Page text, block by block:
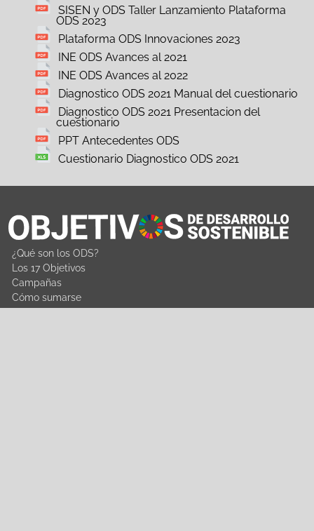
SISEN y ODS Taller Lanzamiento Plataforma
ODS 2023
Plataforma ODS Innovaciones 2023
INE ODS Avances al 2021
INE ODS Avances al 2022
Diagnostico ODS 2021 Manual del cuestionario
Diagnostico ODS 2021 Presentacion del
cuestionario
PPT Antecedentes ODS
Cuestionario Diagnostico ODS 2021
¿Qué son los ODS?
Los 17 Objetivos
Campañas
Cómo sumarse